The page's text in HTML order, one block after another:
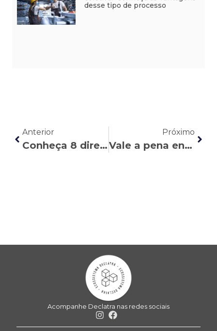
desse tipo de processo
Anterior
Conheça 8 direitos garantidos aos trabalhadores LGBT
Próximo
Vale a pena entrar em uma ação coletiva? Conheça as vantagens desse tipo de processo
Acompanhe Declatra nas redes sociais